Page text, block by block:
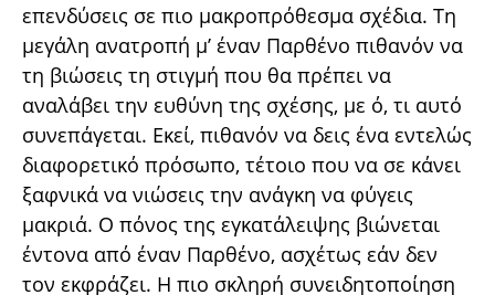
επενδύσεις σε πιο μακροπρόθεσμα σχέδια. Τη
μεγάλη ανατροπή μ’ έναν Παρθένο πιθανόν να
τη βιώσεις τη στιγμή που θα πρέπει να
αναλάβει την ευθύνη της σχέσης, με ό, τι αυτό
συνεπάγεται. Εκεί, πιθανόν να δεις ένα εντελώς
διαφορετικό πρόσωπο, τέτοιο που να σε κάνει
ξαφνικά να νιώσεις την ανάγκη να φύγεις
μακριά. Ο πόνος της εγκατάλειψης βιώνεται
έντονα από έναν Παρθένο, ασχέτως εάν δεν
τον εκφράζει. Η πιο σκληρή συνειδητοποίηση